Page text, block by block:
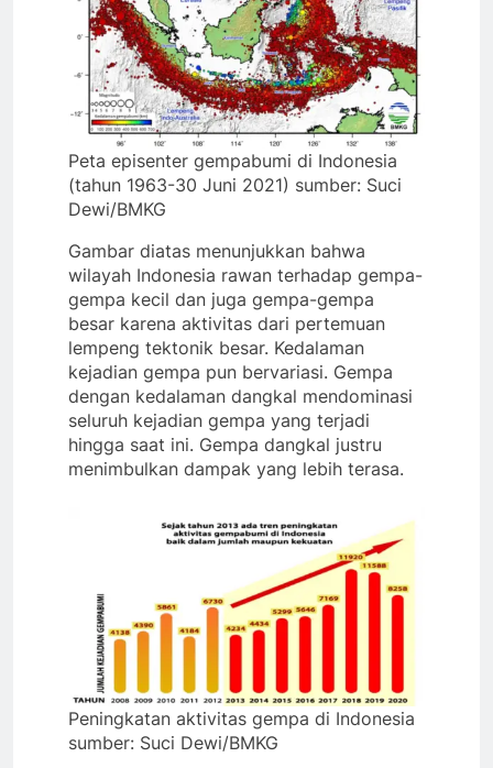
Peta episenter gempabumi di Indonesia
(tahun 1963-30 Juni 2021) sumber: Suci
Dewi/BMKG
Gambar diatas menunjukkan bahwa
wilayah Indonesia rawan terhadap gempa-
gempa kecil dan juga gempa-gempa
besar karena aktivitas dari pertemuan
lempeng tektonik besar. Kedalaman
kejadian gempa pun bervariasi. Gempa
dengan kedalaman dangkal mendominasi
seluruh kejadian gempa yang terjadi
hingga saat ini. Gempa dangkal justru
menimbulkan dampak yang lebih terasa.
Peningkatan aktivitas gempa di Indonesia
sumber: Suci Dewi/BMKG